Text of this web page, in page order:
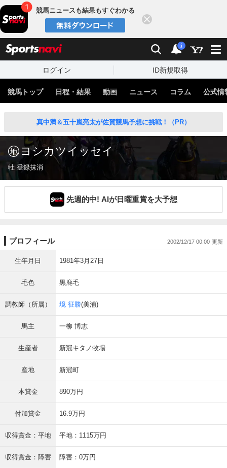
競馬ニュースも結果もすぐわかる
検索 通知
i
ログイン ID新規取得
競馬トップ 日程・結果 動画 ニュース コラム 公式情
真中満＆五十嵐亮太が佐賀競馬予想に挑戦！（PR）
ヨシカツイッセイ
牡 登録抹消
先週的中! AIが日曜重賞を大予想
プロフィール 2002/12/17 00:00
生年月日 1981年3月27日
毛色 黒鹿毛
調教師（所属） 境 征勝(美浦)
馬主 一柳 博志
生産者 新冠キタノ牧場
産地 新冠町
本賞金 890万円
付加賞金 16.9万円
収得賞金：平地 平地：1115万円
収得賞金：障害 障害：0万円